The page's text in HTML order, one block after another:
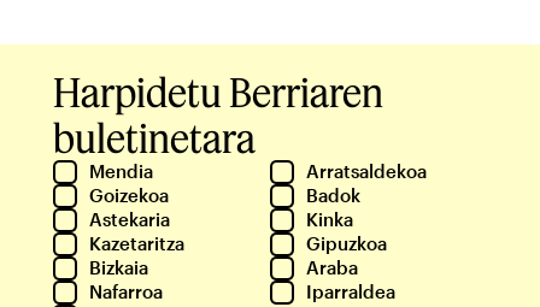
Harpidetu Berriaren
buletinetara
Mendia
Arratsaldekoa
Goizekoa
Badok
Astekaria
Kinka
Kazetaritza
Gipuzkoa
Bizkaia
Araba
Nafarroa
Iparraldea